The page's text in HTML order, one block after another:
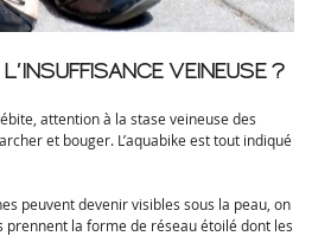
VEINEUSE ?
attention à la stase veineuse des
et bouger. L’aquabike est tout indiqué
peuvent devenir visibles sous la peau, on
prennent la forme de réseau étoilé dont les